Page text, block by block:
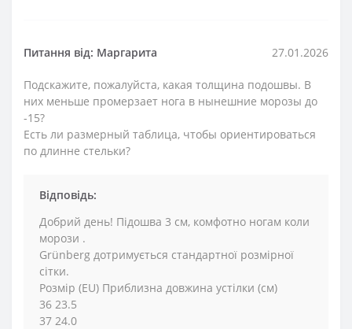
Питання від: Маргарита 27.01.2026
Подскажите, пожалуйста, какая толщина подошвы. В
них меньше промерзает нога в нынешние морозы до
-15?
Есть ли размерный таблица, чтобы ориентироваться
по длинне стельки?
Відповідь:
Добрий день! Підошва 3 см, комфотно ногам коли
морози .
Grünberg дотримується стандартної розмірної
сітки.
Розмір (EU) Приблизна довжина устілки (см)
36 23.5
37 24.0